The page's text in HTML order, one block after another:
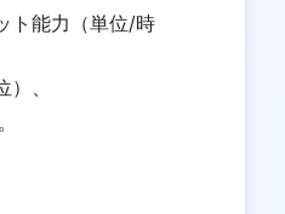
ト能力（単位/時
、